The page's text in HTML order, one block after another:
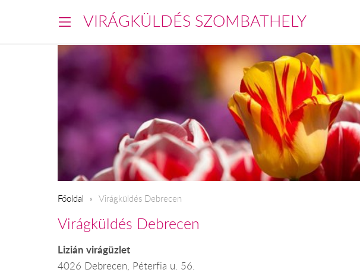
VIRÁGKÜLDÉS SZOMBATHELY
Főoldal Virágküldés Debrecen
Virágküldés Debrecen
Lizián virágüzlet
4026 Debrecen, Péterfia u. 56.